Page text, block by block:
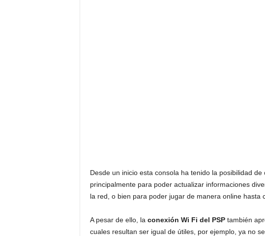
Desde un inicio esta consola ha tenido la posibilidad
principalmente para poder actualizar informaciones
la red, o bien para poder jugar de manera online hasta
A pesar de ello, la conexión Wi Fi del PSPtambién
cuales resultan ser igual de útiles, por ejemplo, ya no